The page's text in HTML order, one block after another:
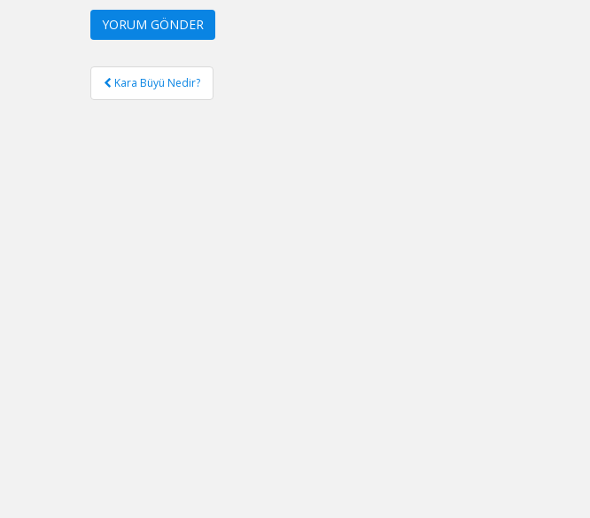
Yazı
gezinmesi
Kara Büyü Nedir?